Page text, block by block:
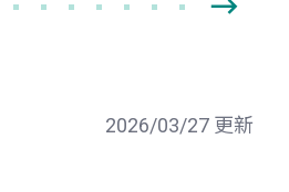
2026/03/27 更新